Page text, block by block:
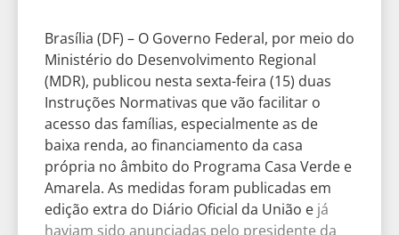
Brasília (DF) – O Governo Federal, por meio do
Ministério do Desenvolvimento Regional
(MDR), publicou nesta sexta-feira (15) duas
Instruções Normativas que vão facilitar o
acesso das famílias, especialmente as de
baixa renda, ao financiamento da casa
própria no âmbito do Programa Casa Verde e
Amarela. As medidas foram publicadas em
edição extra do Diário Oficial da União e já
haviam sido anunciadas pelo presidente da